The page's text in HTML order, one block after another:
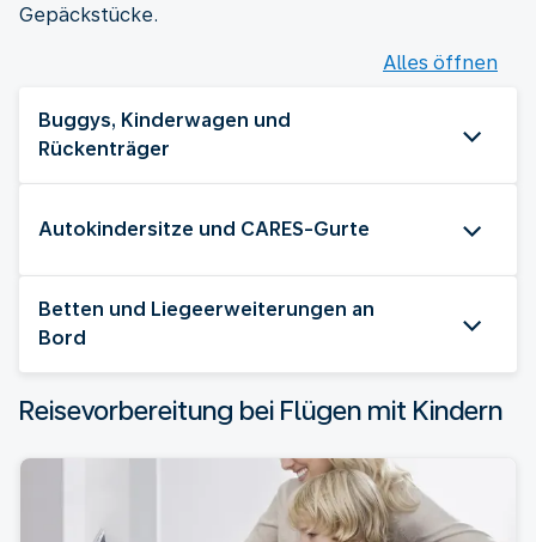
Gepäckstücke.
Alles öffnen
Buggys, Kinderwagen und
Rückenträger
Autokindersitze und CARES-Gurte
Betten und Liegeerweiterungen an
Bord
Reisevorbereitung bei Flügen mit Kindern